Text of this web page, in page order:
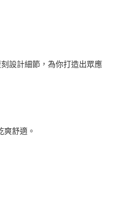
設計細節，為你打造出眾應
爽舒適。